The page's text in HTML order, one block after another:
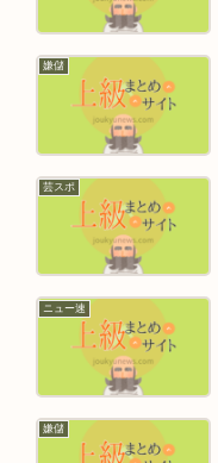
嫌儲
芸スポ
ニュー速
嫌儲